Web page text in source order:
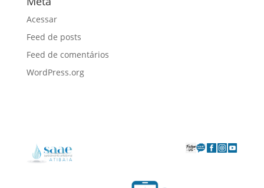
Acessar
Feed de posts
Feed de comentários
WordPress.org